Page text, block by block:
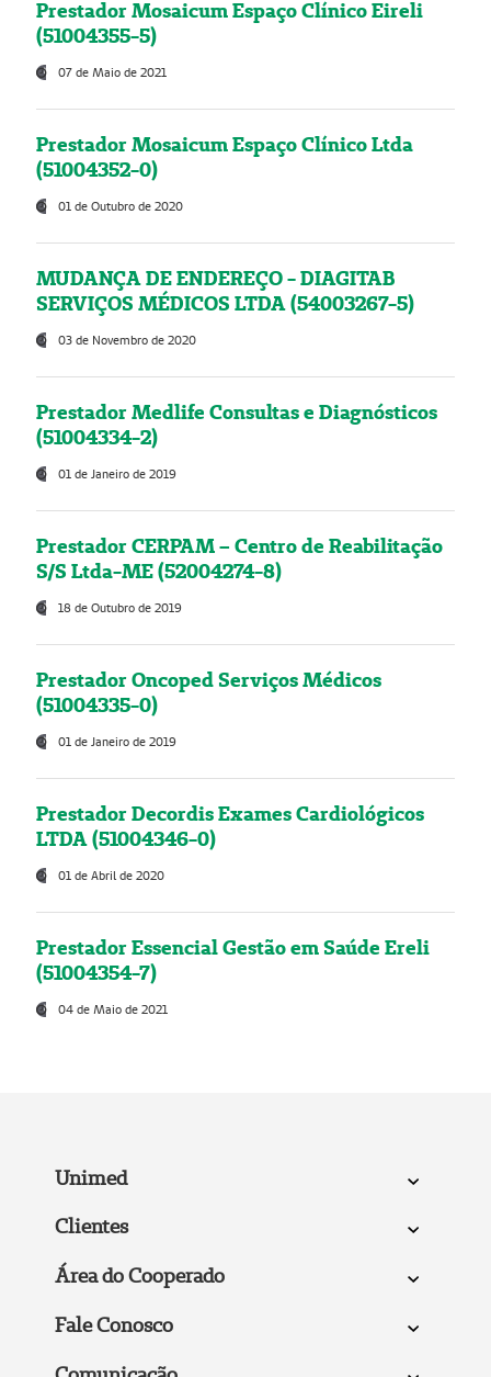
Prestador Mosaicum Espaço Clínico Eireli
(51004355-5)
07 de Maio de 2021
Prestador Mosaicum Espaço Clínico Ltda
(51004352-0)
01 de Outubro de 2020
MUDANÇA DE ENDEREÇO - DIAGITAB
SERVIÇOS MÉDICOS LTDA (54003267-5)
03 de Novembro de 2020
Prestador Medlife Consultas e Diagnósticos
(51004334-2)
01 de Janeiro de 2019
Prestador CERPAM – Centro de Reabilitação
S/S Ltda-ME (52004274-8)
18 de Outubro de 2019
Prestador Oncoped Serviços Médicos
(51004335-0)
01 de Janeiro de 2019
Prestador Decordis Exames Cardiológicos
LTDA (51004346-0)
01 de Abril de 2020
Prestador Essencial Gestão em Saúde Ereli
(51004354-7)
04 de Maio de 2021
Unimed
Clientes
Área do Cooperado
Fale Conosco